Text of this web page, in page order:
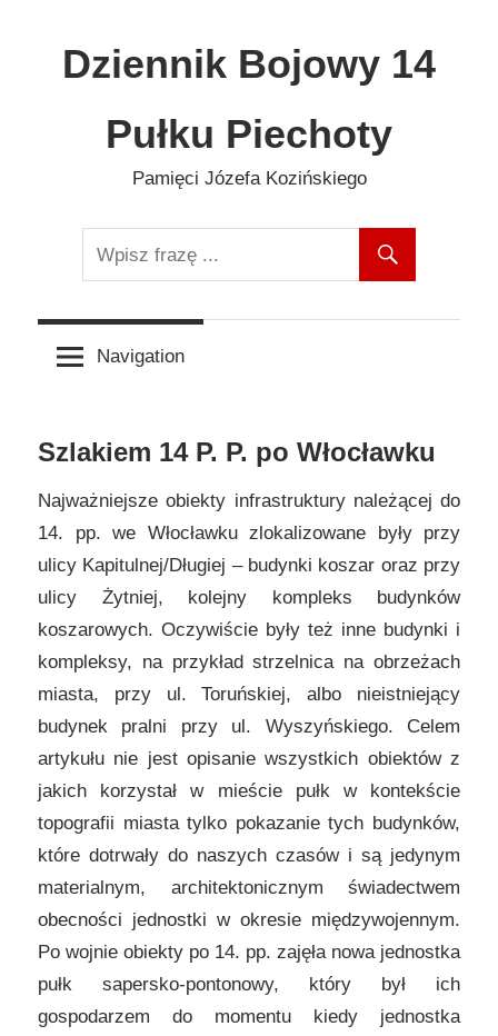
content
Dziennik Bojowy 14
Pułku Piechoty
Pamięci Józefa Kozińskiego
Navigation
Szlakiem 14 P. P. po Włocławku
Najważniejsze obiekty infrastruktury należącej do
14. pp. we Włocławku zlokalizowane były przy
ulicy Kapitulnej/Długiej – budynki koszar oraz przy
ulicy Żytniej, kolejny kompleks budynków
koszarowych. Oczywiście były też inne budynki i
kompleksy, na przykład strzelnica na obrzeżach
miasta, przy ul. Toruńskiej, albo nieistniejący
budynek pralni przy ul. Wyszyńskiego. Celem
artykułu nie jest opisanie wszystkich obiektów z
jakich korzystał w mieście pułk w kontekście
topografii miasta tylko pokazanie tych budynków,
które dotrwały do naszych czasów i są jedynym
materialnym, architektonicznym świadectwem
obecności jednostki w okresie międzywojennym.
Po wojnie obiekty po 14. pp. zajęła nowa jednostka
pułk sapersko-pontonowy, który był ich
gospodarzem do momentu kiedy jednostka